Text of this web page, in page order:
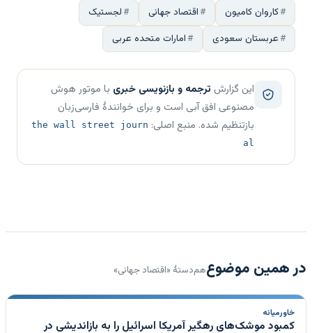
کاروان کامیون
اقتصاد جهانی
لجستیک
عربستان سعودی
امارات متحده عربی
این گزارش ترجمه و بازنویسی خبری با موتور هوش
مصنوعی افق آبی است و برای خوانندهٔ فارسی‌زبان
بازتنظیم شده. منبع اصلی: the wall street journ
al
در همین موضوعهم‌دستهٔ «اقتصاد جهانی»
خاورمیانه
کمبود موشک‌های رهگیر آمریکا اسرائیل را به بازاندیشی در